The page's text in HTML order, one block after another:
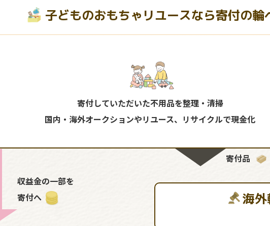
子どものおもちゃリユースなら寄付の輪
寄付していただいた不用品を整理・清掃
国内・海外オークションやリユース、リサイクルで現金化
収益金の一部を
寄付へ
寄付品
海